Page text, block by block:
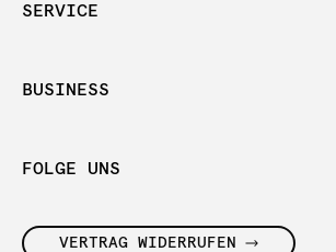
SERVICE
BUSINESS
FOLGE UNS
VERTRAG WIDERRUFEN